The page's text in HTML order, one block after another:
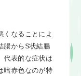
くなることによ
腸からS状結腸
代表的な症状は
暗赤色なのが特